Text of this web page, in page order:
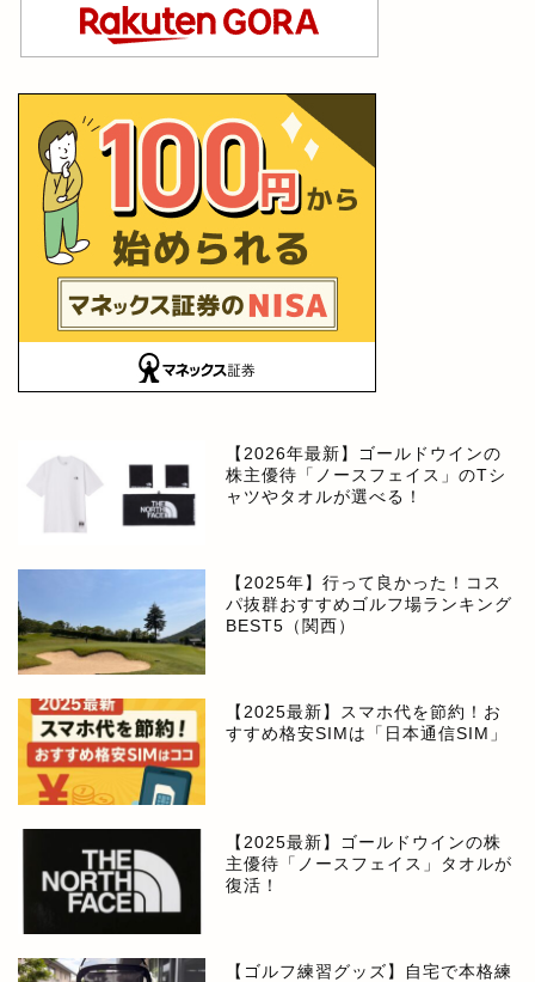
【2026年最新】ゴールドウインの
株主優待「ノースフェイス」のTシ
ャツやタオルが選べる！
【2025年】行って良かった！コス
パ抜群おすすめゴルフ場ランキング
BEST5（関西）
【2025最新】スマホ代を節約！お
すすめ格安SIMは「日本通信SIM」
【2025最新】ゴールドウインの株
主優待「ノースフェイス」タオルが
復活！
【ゴルフ練習グッズ】自宅で本格練